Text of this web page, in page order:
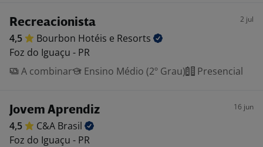
Recreacionista 2 jul
4,5 Bourbon Hotéis e Resorts
Foz do Iguaçu - PR
A combinar
Ensino Médio (2º Grau) Presencial
Jovem Aprendiz 16 jun
4,5 C&A Brasil
Foz do Iguaçu - PR